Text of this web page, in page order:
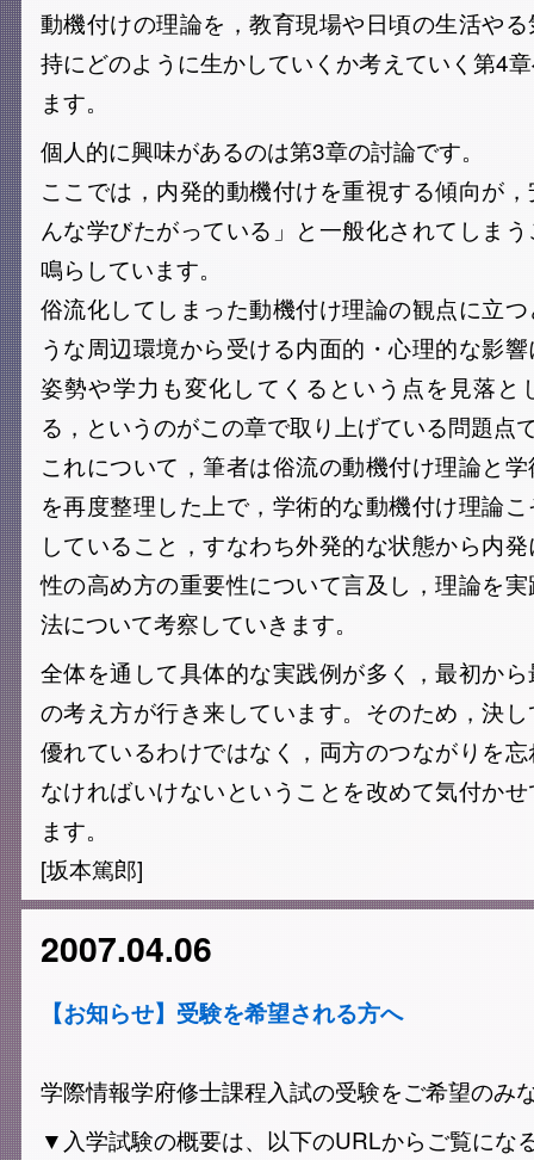
動機付けの理論を，教育現場や日頃の生活や
持にどのように生かしていくか考えていく第4
ます。
個人的に興味があるのは第3章の討論です。
ここでは，内発的動機付けを重視する傾向が
んな学びたがっている」と一般化されてしま
鳴らしています。
俗流化してしまった動機付け理論の観点に立
うな周辺環境から受ける内面的・心理的な影
姿勢や学力も変化してくるという点を見落と
る，というのがこの章で取り上げている問題点
これについて，筆者は俗流の動機付け理論と
を再度整理した上で，学術的な動機付け理論
していること，すなわち外発的な状態から内
性の高め方の重要性について言及し，理論を
法について考察していきます。
全体を通して具体的な実践例が多く，最初か
の考え方が行き来しています。そのため，決
優れているわけではなく，両方のつながりを
なければいけないということを改めて気付か
ます。
[坂本篤郎]
2007.04.06
【お知らせ】受験を希望される方へ
学際情報学府修士課程入試の受験をご希望のみ
▼入学試験の概要は、以下のURLからご覧にな